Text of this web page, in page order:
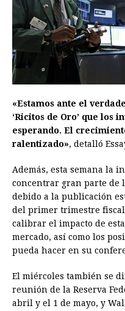
«Estamos ante el
‘Ricitos de Oro’ que los
esperando. El
ralentizado», detalló
Además, esta semana la
concentrar gran parte de
debido a la publicación
del primer trimestre
calibrar el impacto de
mercado, así como los
pueda hacer en su
El miércoles también se
reunión de la Reserva
abril y el 1 de mayo, y